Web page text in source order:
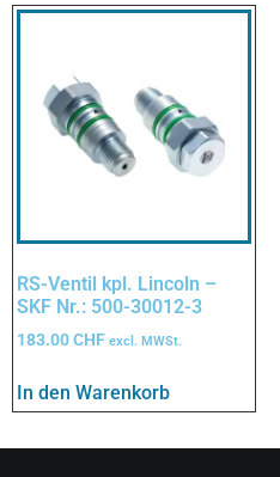
RS-Ventil kpl. Lincoln –
SKF Nr.: 500-30012-3
183.00CHF excl. MWSt.
In den Warenkorb